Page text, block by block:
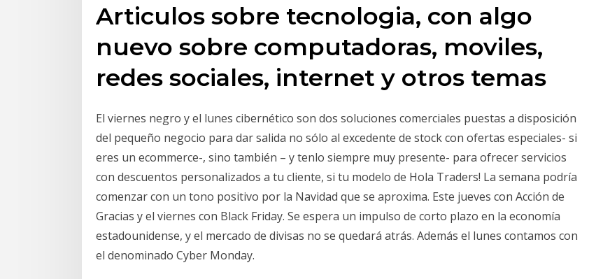
Articulos sobre tecnologia, con algo
nuevo sobre computadoras, moviles,
redes sociales, internet y otros temas
El viernes negro y el lunes cibernético son dos soluciones comerciales puestas a disposición
del pequeño negocio para dar salida no sólo al excedente de stock con ofertas especiales- si
eres un ecommerce-, sino también – y tenlo siempre muy presente- para ofrecer servicios
con descuentos personalizados a tu cliente, si tu modelo de Hola Traders! La semana podría
comenzar con un tono positivo por la Navidad que se aproxima. Este jueves con Acción de
Gracias y el viernes con Black Friday. Se espera un impulso de corto plazo en la economía
estadounidense, y el mercado de divisas no se quedará atrás. Además el lunes contamos con
el denominado Cyber Monday.